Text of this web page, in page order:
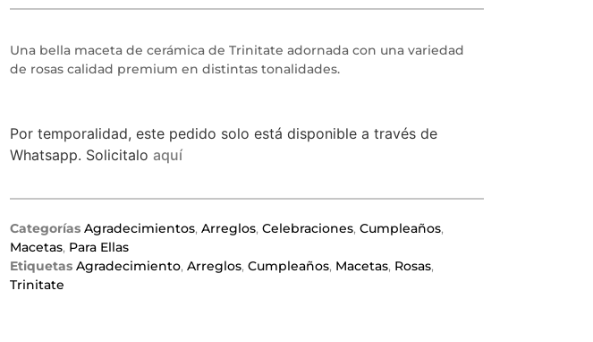
Una bella maceta de cerámica de Trinitate adornada con una variedad
de rosas calidad premium en distintas tonalidades.
Por temporalidad, este pedido solo está disponible a través de
Whatsapp. Solicitalo aquí
Categorías Agradecimientos, Arreglos, Celebraciones, Cumpleaños,
Macetas, Para Ellas
Etiquetas Agradecimiento, Arreglos, Cumpleaños, Macetas, Rosas,
Trinitate